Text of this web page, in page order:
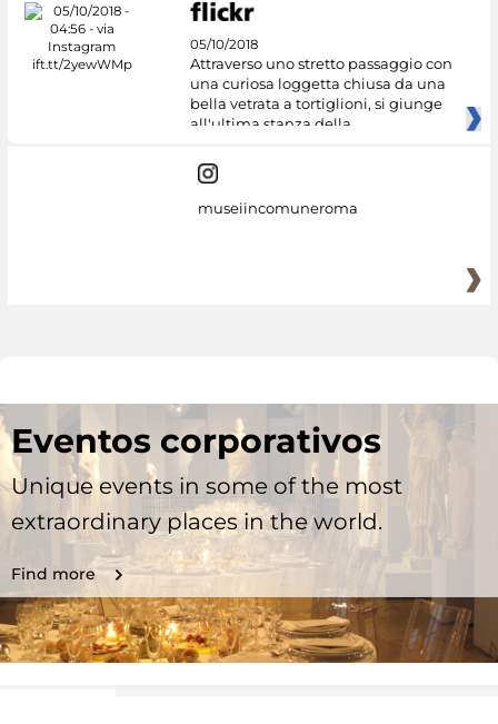
05/10/2018
Attraverso uno stretto passaggio con
una curiosa loggetta chiusa da una
bella vetrata a tortiglioni, si giunge
all'ultima stanza della
museiincomuneroma
Eventos corporativos
Unique events in some of the most
extraordinary places in the world.
Find more